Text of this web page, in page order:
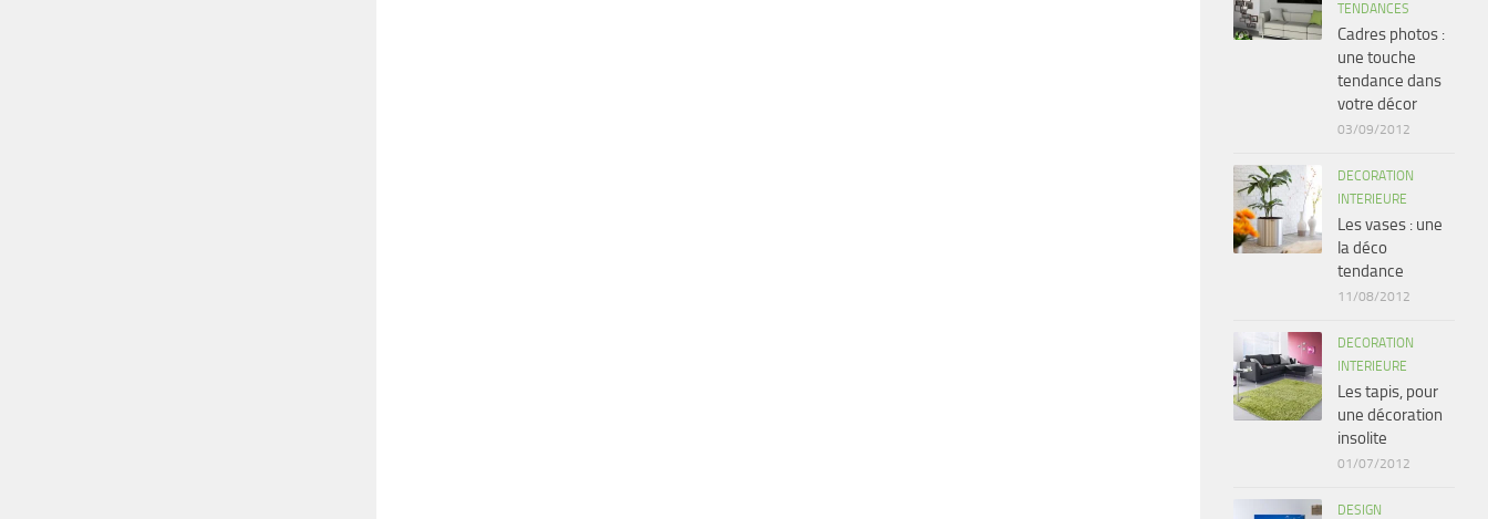
TENDANCES
Cadres photos :
une touche
tendance dans
votre décor
03/09/2012
DECORATION
INTERIEURE
Les vases : une
la déco
tendance
11/08/2012
DECORATION
INTERIEURE
Les tapis, pour
une décoration
insolite
01/07/2012
DESIGN